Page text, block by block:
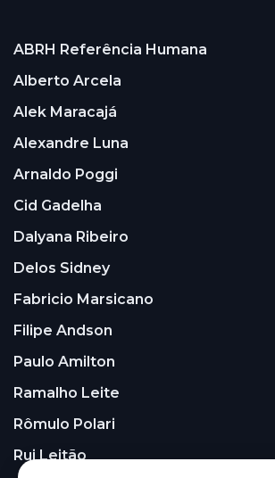
ABRH Referência Humana
Alberto Arcela
Alek Maracajá
Alexandre Luna
Arnaldo Poggi
Cid Gadelha
Dalyana Ribeiro
Delos Sidney
Fabricio Marsicano
Filipe Andson
Paulo Amilton
Ramalho Leite
Rômulo Polari
Rui Leitão